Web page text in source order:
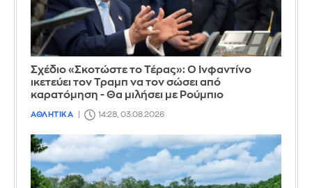
Σχέδιο «Σκοτώστε το Τέρας»: Ο Ινφαντίνο
ικετεύει τον Τραμπ να τον σώσει από
καρατόμηση - Θα μιλήσει με Ρούμπιο
ΑΘΛΗΤΙΚΑ 14:28, 03.08.2026